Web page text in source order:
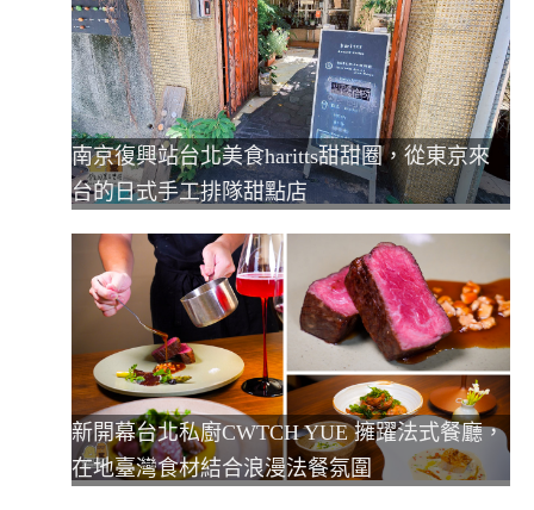
南京復興站台北美食haritts甜甜圈，從東京來
台的日式手工排隊甜點店
新開幕台北私廚CWTCH YUE 擁躍法式餐廳，
在地臺灣食材結合浪漫法餐氛圍